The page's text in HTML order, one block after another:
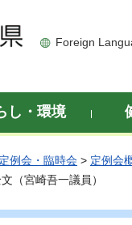
Foreign
し・環境
定例会・臨時会 > 定例会
（宮崎吾一議員）